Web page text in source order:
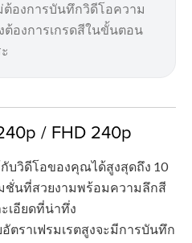
องการบันทึกวิดีโอความ
ต้องการเกรดสีในขั้นตอน
/ FHD 240p
บวิดีโอของคุณได้สูงสุดถึง 10
ชั่นที่สวยงามพร้อมความลึกสี
เอียดที่น่าทึ่ง
ตราเฟรมเรตสูงจะมีการบันทึก